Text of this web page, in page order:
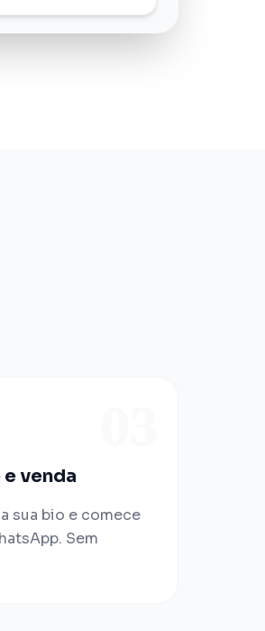
venda
sua bio e comece
Sem